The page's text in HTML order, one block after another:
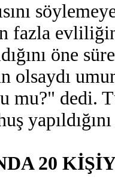
fazla
öne
olsaydı
mu?" dedi.
20